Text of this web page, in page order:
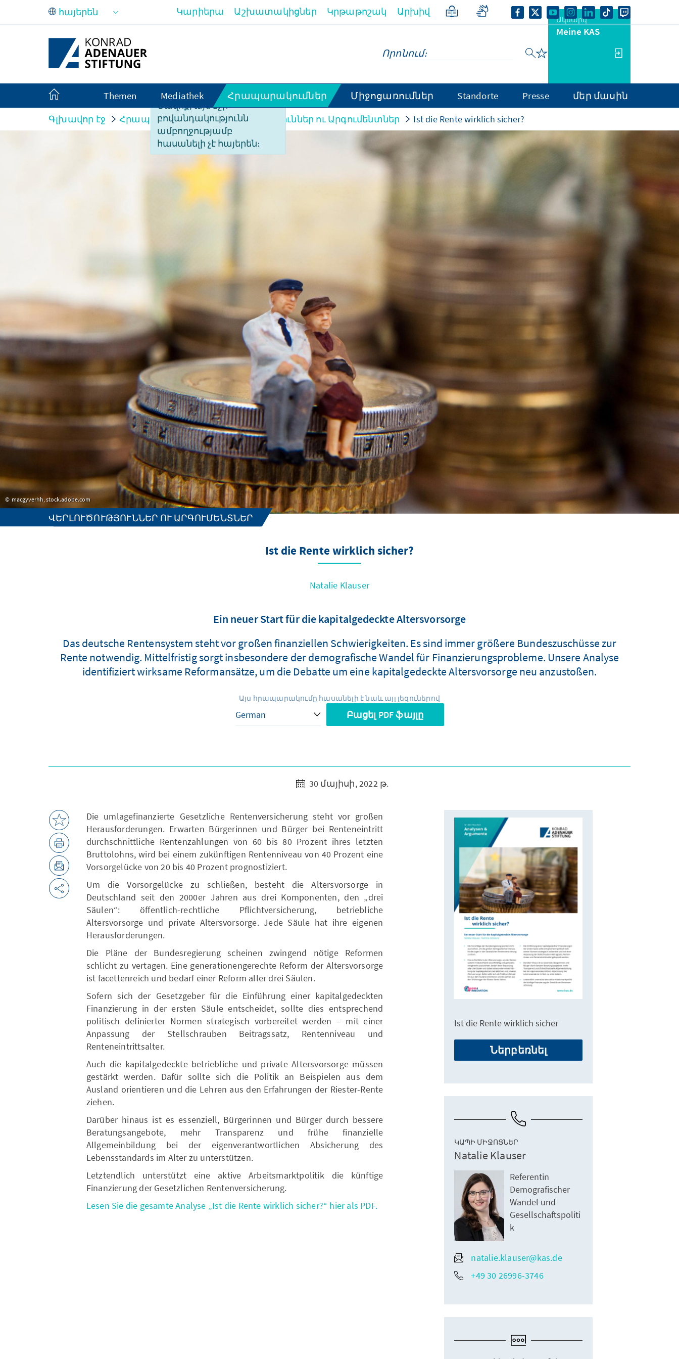
Skip to Main Content
Ցավոք, այս էջի
բովանդակությունն
ամբողջությամբ
հասանելի չէ հայերեն։
Կարիերա Աշխատակիցներ Կրթաթոշակ Արխիվ
Ակնարկ
Meine KAS
Themen Mediathek Հրապարակումներ Միջոցառումներ Standorte Presse մեր մասին
Գլխավոր էջ Հրապարակումներ Վերլուծություններ ու Արգումենտներ Ist die Rente wirklich sicher?
macgyverhh, stock.adobe.com
ՎԵՐԼՈՒԾՈՒԹՅՈՒՆՆԵՐ ՈՒ ԱՐԳՈՒՄԵՆՏՆԵՐ
Ist die Rente wirklich sicher?
Natalie Klauser
Ein neuer Start für die kapitalgedeckte Altersvorsorge
Das deutsche Rentensystem steht vor großen finanziellen Schwierigkeiten. Es sind immer größere Bundeszuschüsse zur
Rente notwendig. Mittelfristig sorgt insbesondere der demografische Wandel für Finanzierungsprobleme. Unsere Analyse
identifiziert wirksame Reformansätze, um die Debatte um eine kapitalgedeckte Altersvorsorge neu anzustoßen.
Այս հրապարակումը հասանելի է նաև այլ լեզուներով
Բացել PDF ֆայլը
30 մայիսի, 2022 թ.
Die umlagefinanzierte Gesetzliche Rentenversicherung steht vor großen
Herausforderungen. Erwarten Bürgerinnen und Bürger bei Renteneintritt
durchschnittliche Rentenzahlungen von 60 bis 80 Prozent ihres letzten
Bruttolohns, wird bei einem zukünftigen Rentenniveau von 40 Prozent eine
Vorsorgelücke von 20 bis 40 Prozent prognostiziert.
Um die Vorsorgelücke zu schließen, besteht die Altersvorsorge in
Deutschland seit den 2000er Jahren aus drei Komponenten, den „drei
Säulen“: öffentlich-rechtliche Pflichtversicherung, betriebliche
Altersvorsorge und private Altersvorsorge. Jede Säule hat ihre eigenen
Herausforderungen.
Die Pläne der Bundesregierung scheinen zwingend nötige Reformen
schlicht zu vertagen. Eine generationengerechte Reform der Altersvorsorge
ist facettenreich und bedarf einer Reform aller drei Säulen.
Sofern sich der Gesetzgeber für die Einführung einer kapitalgedeckten
Finanzierung in der ersten Säule entscheidet, sollte dies entsprechend
politisch definierter Normen strategisch vorbereitet werden – mit einer
Anpassung der Stellschrauben Beitragssatz, Rentenniveau und
Renteneintrittsalter.
Auch die kapitalgedeckte betriebliche und private Altersvorsorge müssen
gestärkt werden. Dafür sollte sich die Politik an Beispielen aus dem
Ausland orientieren und die Lehren aus den Erfahrungen der Riester-Rente
ziehen.
Darüber hinaus ist es essenziell, Bürgerinnen und Bürger durch bessere
Beratungsangebote, mehr Transparenz und frühe finanzielle
Allgemeinbildung bei der eigenverantwortlichen Absicherung des
Lebensstandards im Alter zu unterstützen.
Letztendlich unterstützt eine aktive Arbeitsmarktpolitik die künftige
Finanzierung der Gesetzlichen Rentenversicherung.
Lesen Sie die gesamte Analyse „Ist die Rente wirklich sicher?“ hier als PDF.
Ist die Rente wirklich sicher
Ներբեռնել
ԿԱՊԻ ՄԻՋՈՑՆԵՐ
Natalie Klauser
Referentin
Demografischer
Wandel und
Gesellschaftspoliti
k
natalie.klauser@kas.de
+49 30 26996-3746